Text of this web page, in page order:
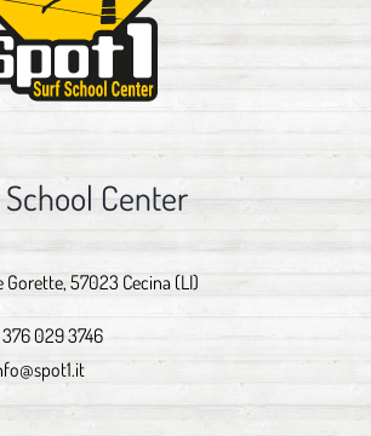
Center
Gorette, 57023 Cecina (LI)
029 3746